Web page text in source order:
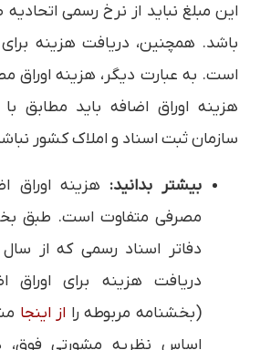
این مبلغ نباید از نرخ رسمی
باشد. همچنین، دریافت هزینه برای
است. به عبارت دیگر، هزینه اوراق
هزینه اوراق اضافه باید مطابق
سازمان ثبت اسناد و املاک کشور
بیشتر بدانید: هزینه اوراق
مصرفی متفاوت است. طبق
دریافت هزینه برای
(بخشنامه مربوطه را از اینجا
اساس نظریه مشورتی فوق،